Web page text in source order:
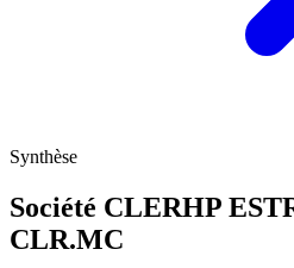
Synthèse
Société CLERHP
CLR.MC